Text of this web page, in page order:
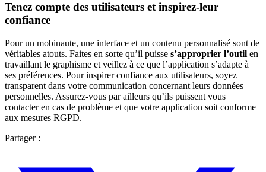
Tenez compte des utilisateurs et inspirez-leur
confiance
Pour un mobinaute, une interface et un contenu personnalisé sont de
véritables atouts. Faites en sorte qu’il puisse s’approprier l’outil en
travaillant le graphisme et veillez à ce que l’application s’adapte à
ses préférences. Pour inspirer confiance aux utilisateurs, soyez
transparent dans votre communication concernant leurs données
personnelles. Assurez-vous par ailleurs qu’ils puissent vous
contacter en cas de problème et que votre application soit conforme
aux mesures RGPD.
Partager :